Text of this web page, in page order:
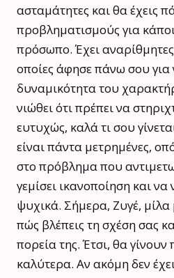
ασταμάτητες και θα έχεις
προβληματισμούς για
πρόσωπο. Έχει αναρίθμητες
οποίες άφησε πάνω σου για
δυναμικότητα του
νιώθει ότι πρέπει να
ευτυχώς, καλά τι σου
είναι πάντα μετρημένες,
στο πρόβλημα που
γεμίσει ικανοποίηση και
ψυχικά. Σήμερα, Ζυγέ, μίλα
πώς βλέπεις τη σχέση σας
πορεία της. Έτσι, θα
καλύτερα. Αν ακόμη δεν